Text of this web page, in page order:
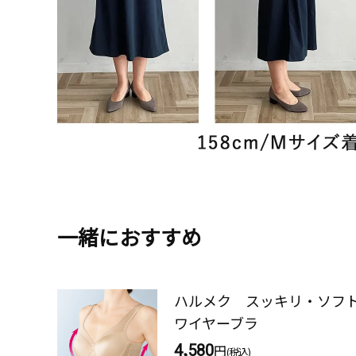
一緒におすすめ
ハルメク スッキリ・ソフ
ワイヤーブラ
4,580円(税込)